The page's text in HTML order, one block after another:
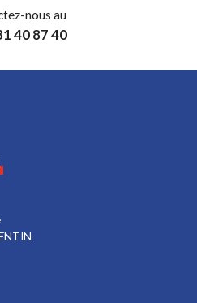
nous au
40 87 40